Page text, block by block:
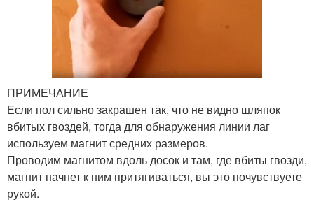
ПРИМЕЧАНИЕ
Если пол сильно закрашен так, что не видно шляпок
вбитых гвоздей, тогда для обнаружения линии лаг
используем магнит средних размеров.
Проводим магнитом вдоль досок и там, где вбиты гвозди,
магнит начнет к ним притягиваться, вы это почувствуете
рукой.